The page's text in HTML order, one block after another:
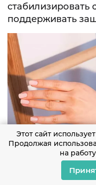
стабилизировать
поддерживать
Этот сайт
Продолжая
на